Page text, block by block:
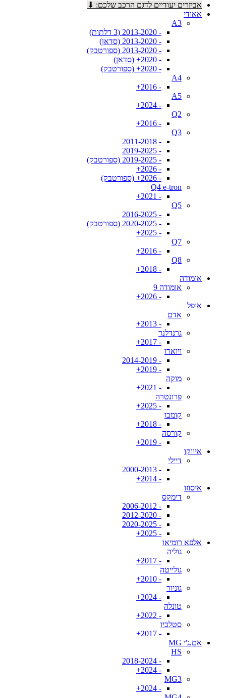
אביזרים יעודיים לדגם הרכב שלכם: ⬇
אאודי
A3
- 2013-2020 (3 דלתות)
- 2013-2020 (סדאן)
- 2013-2020 (ספורטבק)
- 2020+ (סדאן)
- 2020+ (ספורטבק)
A4
- 2016+
A5
- 2024+
Q2
- 2016+
Q3
- 2011-2018
- 2019-2025
- 2019-2025 (ספורטבק)
- 2026+
- 2026+ (ספורטבק)
Q4 e-tron
- 2021+
Q5
- 2016-2025
- 2020-2025 (ספורטבק)
- 2025+
Q7
- 2016+
Q8
- 2018+
אומודה
אומודה 9
- 2026+
אופל
אדם
- 2013+
גרנדלנד
- 2017+
ויוארו
- 2014-2019
- 2019+
מוקה
- 2021+
פרונטרה
- 2025+
קומבו
- 2018+
קורסה
- 2019+
איווקו
דיילי
- 2000-2013
- 2014+
איסוזו
דימקס
- 2006-2012
- 2012-2020
- 2020-2025
- 2025+
אלפא רומיאו
גוליה
- 2017+
גולייטה
- 2010+
גוניור
- 2024+
טונלה
- 2022+
סטלביו
- 2017+
אם.ג'י MG
HS
- 2018-2024
- 2024+
MG3
- 2024+